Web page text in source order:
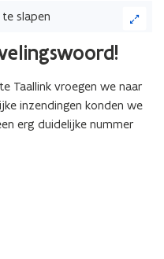
Taallink vroegen we naar
inzendingen konden we
erg duidelijke nummer